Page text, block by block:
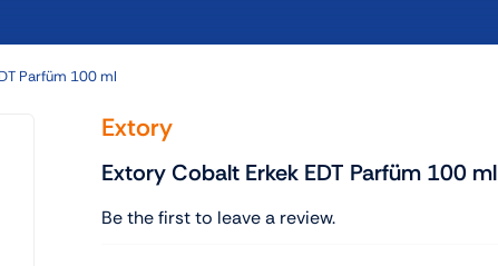
Parfüm 100 ml
Extory
Extory Cobalt Erkek EDT Parfüm 100 ml
Be the first to leave a review.